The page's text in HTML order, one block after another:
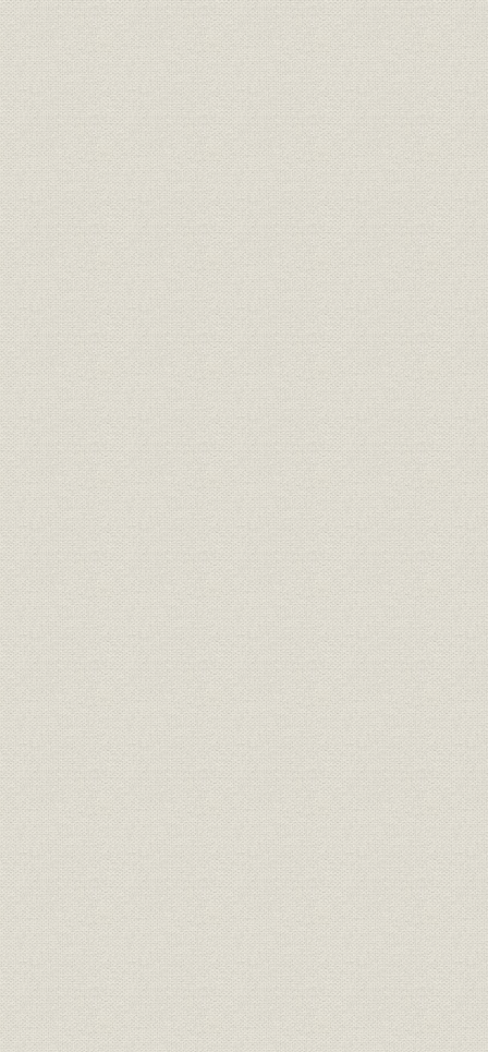
工場立地 新規工場立地動向
平成7年
(2002年)
組織;提携・合併
合併準備委員会と専門部会の組
織図
[平成14年
事業所;提携・合併
関東つくば銀行発足後の店名変
更
[平成14年
提携・合併;経営 合併当時会社の概要 平成14年
提携・合併;情報システ
ム
合併およびシステム統合までの
経緯
平成14年
(2003年)5
株式 大株主 普通株式 平成15年
株式 大株主 優先株式 平成15年
資産
(株)関東銀行が(株)つくば銀行よ
り引き継いだ資産・負債の内訳
平成15年
沿革 つくば銀行のあゆみ
大正14年
(2003年)4
社章;社歌 行章・行歌
役員 役員・執行委員 平成14年